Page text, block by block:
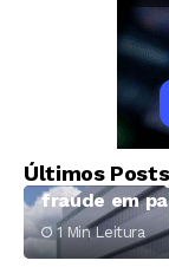
Últimos Posts
Economia
Sete ex-
Centers e
fraude em
1 Min Leitura